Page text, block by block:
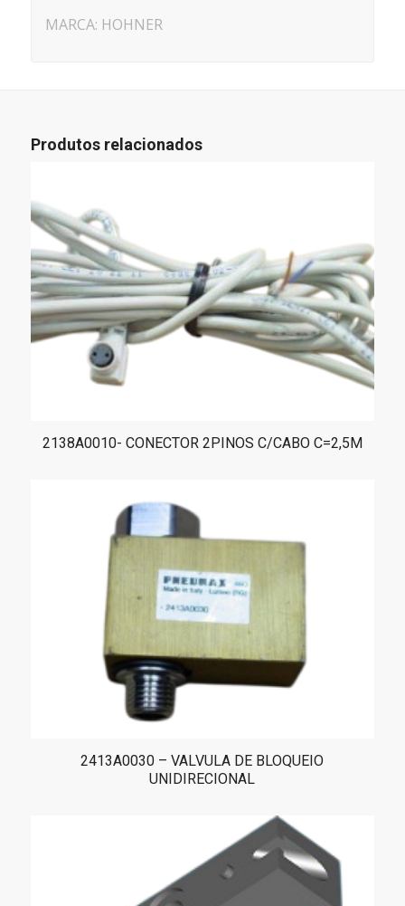
MARCA: HOHNER
Produtos relacionados
2138A0010- CONECTOR 2PINOS C/CABO C=2,5M
2413A0030 – VALVULA DE BLOQUEIO
UNIDIRECIONAL